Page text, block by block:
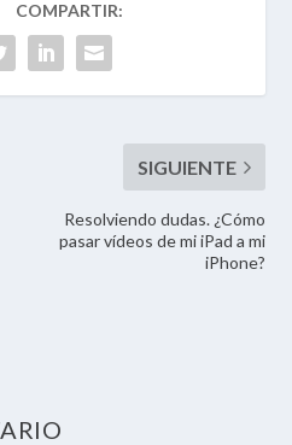
Resolviendo dudas. ¿Cómo
pasar vídeos de mi iPad a mi
iPhone?